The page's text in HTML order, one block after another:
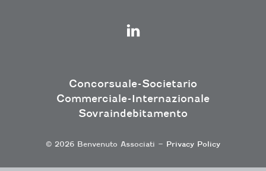
Concorsuale-Societario
Commerciale-Internazionale
Sovraindebitamento
© 2026 Benvenuto Associati – Privacy Policy